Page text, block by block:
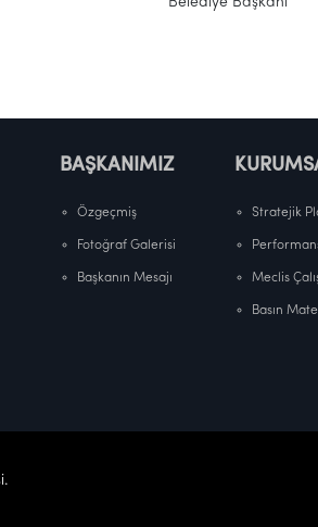
BAŞKANIMIZ
Özgeçmiş
Fotoğraf Galerisi
Başkanın Mesajı
Stratejik
Meclis
Basın